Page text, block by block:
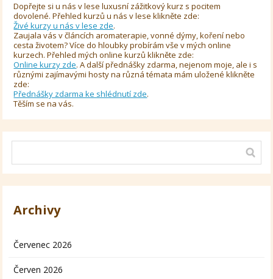
Dopřejte si u nás v lese luxusní zážitkový kurz s pocitem
dovolené. Přehled kurzů u nás v lese klikněte zde:
Živé kurzy u nás v lese zde.
Zaujala vás v článcích aromaterapie, vonné dýmy, koření nebo
cesta životem? Více do hloubky probírám vše v mých online
kurzech. Přehled mých online kurzů klikněte zde:
Online kurzy zde. A další přednášky zdarma, nejenom moje, ale i s
různými zajímavými hosty na různá témata mám uložené klikněte
zde:
Přednášky zdarma ke shlédnutí zde.
Těším se na vás.
Archivy
Červenec 2026
Červen 2026